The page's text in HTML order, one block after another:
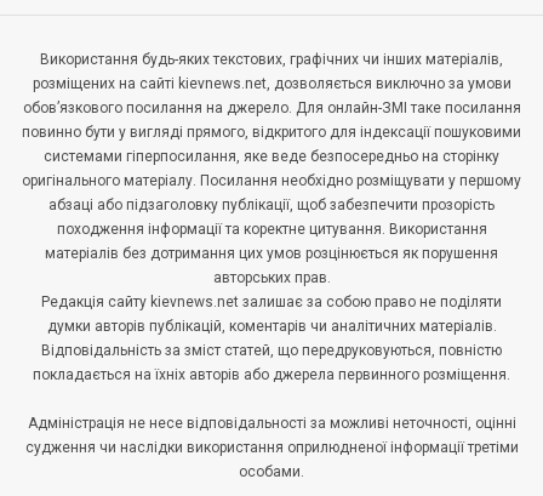
Використання будь-яких текстових, графічних чи інших матеріалів,
розміщених на сайті kievnews.net, дозволяється виключно за умови
обов’язкового посилання на джерело. Для онлайн-ЗМІ таке посилання
повинно бути у вигляді прямого, відкритого для індексації пошуковими
системами гіперпосилання, яке веде безпосередньо на сторінку
оригінального матеріалу. Посилання необхідно розміщувати у першому
абзаці або підзаголовку публікації, щоб забезпечити прозорість
походження інформації та коректне цитування. Використання
матеріалів без дотримання цих умов розцінюється як порушення
авторських прав.
Редакція сайту kievnews.net залишає за собою право не поділяти
думки авторів публікацій, коментарів чи аналітичних матеріалів.
Відповідальність за зміст статей, що передруковуються, повністю
покладається на їхніх авторів або джерела первинного розміщення.
Адміністрація не несе відповідальності за можливі неточності, оцінні
судження чи наслідки використання оприлюдненої інформації третіми
особами.